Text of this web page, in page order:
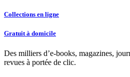
Collections en ligne
Gratuit à domicile
Des milliers d’e-books, magazines,
revues à portée de clic.